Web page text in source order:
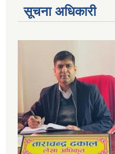
सूचना अधिकारी